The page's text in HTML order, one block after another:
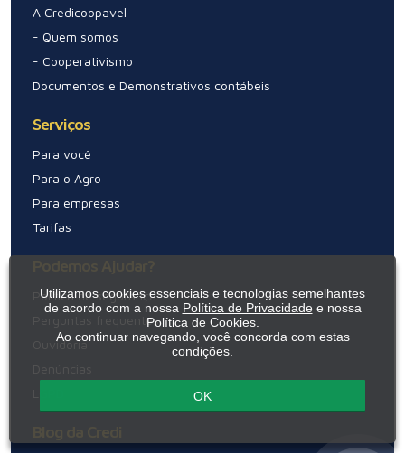
A Credicoopavel
- Quem somos
- Cooperativismo
Documentos e Demonstrativos contábeis
Serviços
Para você
Para o Agro
Para empresas
Tarifas
Política de segurança
Perguntas frequentes
Ouvidoria
Denúncias
Utilizamos cookies essenciais e tecnologias semelhantes
de acordo com a nossa Política de Privacidadee nossa
Política de Cookies.
Ao continuar navegando, você concorda com estas
condições.
OK